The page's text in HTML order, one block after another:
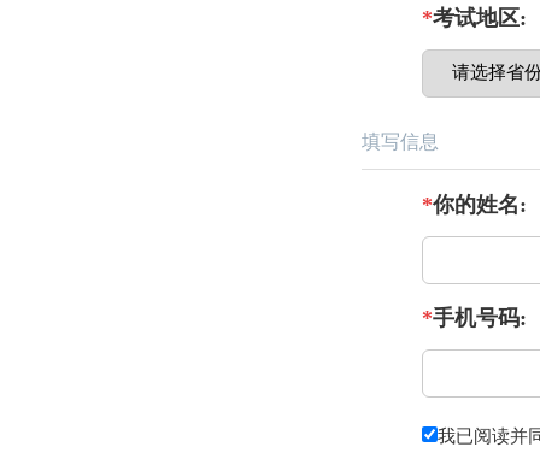
*考试地区:
填写信息
*你的姓名:
*手机号码:
我已阅读并